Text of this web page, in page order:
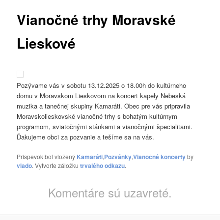
Vianočné trhy Moravské
Lieskové
Pozývame vás v sobotu 13.12.2025 o 18.00h do kultúrneho
domu v Moravskom Lieskovom na koncert kapely Nebeská
muzika a tanečnej skupiny Kamaráti. Obec pre vás pripravila
Moravskolieskovské vianočné trhy s bohatým kultúrnym
programom, sviatočnými stánkami a vianočnými špecialitami.
Ďakujeme obci za pozvanie a tešíme sa na vás.
Príspevok bol vložený Kamaráti,Pozvánky,Vianočné koncertyby
vlado. Vytvorte záložkutrvalého odkazu.
Komentáre sú uzavreté.